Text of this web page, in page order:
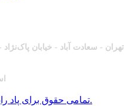
تهران - سعادت آباد - خیابان
تمامی حقوق برای پاد رایانه فناوری امروز محفوظ است.